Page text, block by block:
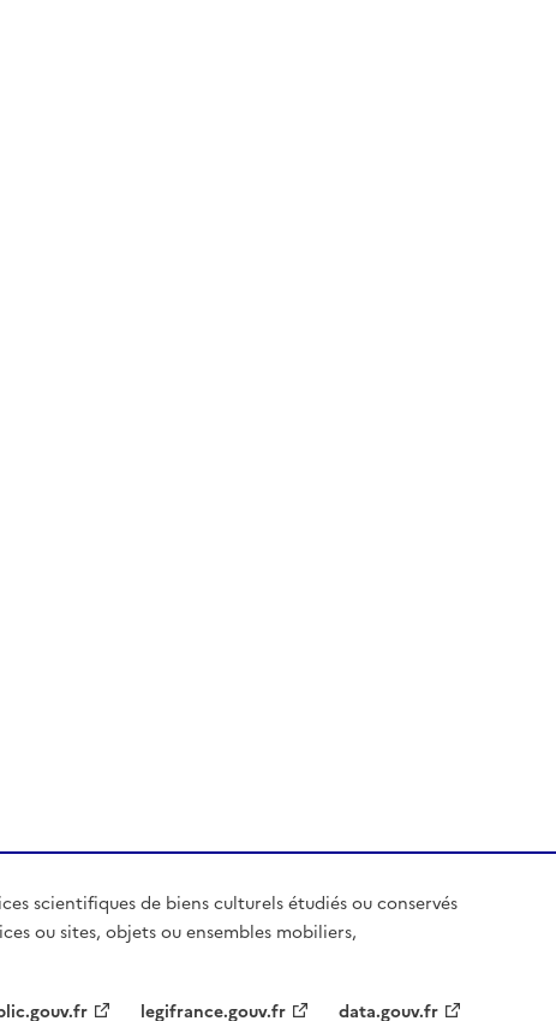
scientifiques de biens culturels étudiés ou conservés
ou sites, objets ou ensembles mobiliers,
legifrance.gouv.fr data.gouv.fr